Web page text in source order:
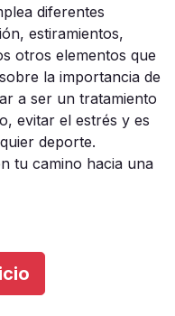
diferentes
estiramientos,
otros elementos que
la importancia de
a ser un tratamiento
evitar el estrés y es
deporte.
tu camino hacia una